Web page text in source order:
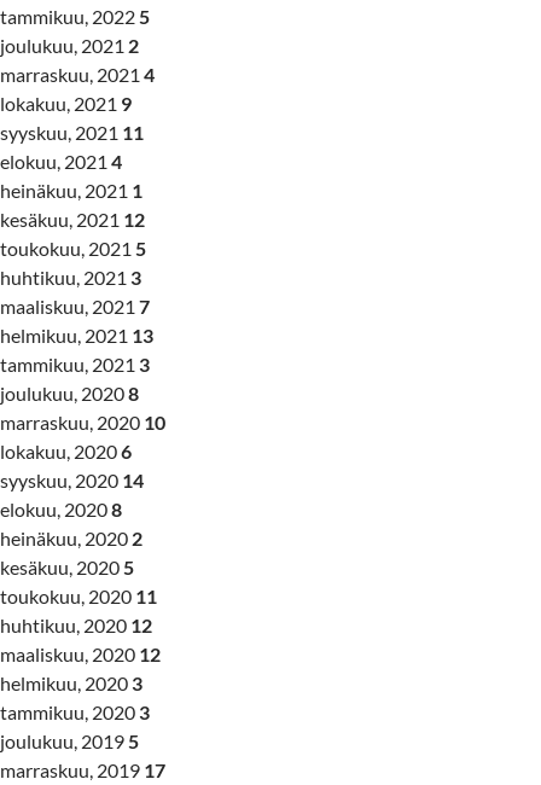
tammikuu, 2022 5
joulukuu, 2021 2
marraskuu, 2021 4
lokakuu, 2021 9
syyskuu, 2021 11
elokuu, 2021 4
heinäkuu, 2021 1
kesäkuu, 2021 12
toukokuu, 2021 5
huhtikuu, 2021 3
maaliskuu, 2021 7
helmikuu, 2021 13
tammikuu, 2021 3
joulukuu, 20208
marraskuu, 2020 10
lokakuu, 20206
syyskuu, 2020 14
elokuu, 20208
heinäkuu, 2020 2
kesäkuu, 2020 5
toukokuu, 2020 11
huhtikuu, 2020 12
maaliskuu, 2020 12
helmikuu, 2020 3
tammikuu, 2020 3
joulukuu, 2019 5
marraskuu, 2019 17